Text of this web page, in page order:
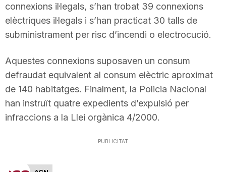
r
g
o
connexions il·legals, s’han trobat 39 connexions
elèctriques il·legals i s’han practicat 30 talls de
subministrament per risc d’incendi o electrocució.
Aquestes connexions suposaven un consum
defraudat equivalent al consum elèctric aproximat
de 140 habitatges. Finalment, la Policia Nacional
han instruït quatre expedients d’expulsió per
infraccions a la Llei orgànica 4/2000.
PUBLICITAT